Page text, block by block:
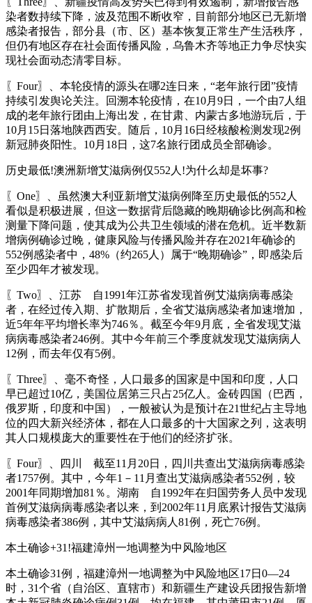
染者数持续下降，波及范围不断收窄，目前部分地区已无新增
感染者报告，部分县（市、区）基本恢复正常生产生活秩序，
但仍有地区存在社会面传播风险，乌鲁木齐等地正力争尽快实
现社会面动态清零目标。
〖Four〗、本轮疫情的源头在哪2连日来，“老年旅行团”疫情
持续引发舆论关注。回溯本轮疫情，在10月9日，一个由7人组
成的老年旅行团由上海出发，在甘肃、内蒙古多地游玩后，于
10月15日落地陕西西安。随后，10月16日经核酸检测发现2例
新冠肺炎阳性。10月18日，这7名旅行团成员全部确诊。
历史最低!澳洲新增艾滋病例仅552人!为什么却是坏事?
〖One〗、虽然澳大利亚新增艾滋病例降至历史最低的552人
看似是积极进展，但这一数据背后隐藏的晚期确诊比例高和检
测量下降问题，使其成为公共卫生领域的潜在危机。近半数新
增病例确诊过晚，健康风险与传播风险并存在2021年确诊的
552例感染者中，48%（约265人）属于“晚期确诊”，即感染后
至少四年才被发现。
〖Two〗、江苏 自1991年江苏省发现首例艾滋病病毒感染
者，在经过传入期、扩散期后，全省艾滋病感染者加速增加，
近5年年平均增长率为746％。截至今年9月底，全省发现艾滋
病病毒感染者246例。其中今年前三个季度就发现艾滋病病人
12例，而去年仅有5例。
〖Three〗、毫不奇怪，人口最多的国家是中国和印度，人口
早已超过10亿，美国位居第三只占25亿人。金砖四国（巴西，
俄罗斯，印度和中国），一般被认为是预计在21世纪占主导地
位的四大新兴经济体，都在人口最多的十大国家之列，这表明
其人口规模庞大的重要性在于他们的经济扩张。
〖Four〗、四川 截至11月20日，四川共查出艾滋病病毒感染
者1757例。其中，今年1－11月查出艾滋病感染者552例，较
2001年同期增加81％。湖南 自1992年在归国劳务人员中发现
首例艾滋病病毒感染者以来，到2002年11月底累计报告艾滋病
病毒感染者386例，其中艾滋病病人81例，死亡76例。
本土确诊+31!福建漳州一地调整为中风险地区
本土确诊31例，福建漳州一地调整为中风险地区17日0—24
时，31个省（自治区、直辖市）和新疆生产建设兵团报告新增